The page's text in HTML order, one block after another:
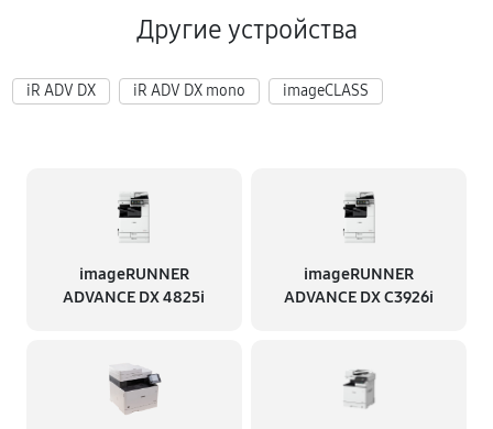
Другие устройства
iR ADV DX iR ADV DX mono imageCLASS
imageRUNNER
ADVANCE DX 4825i
imageRUNNER
ADVANCE DX C3926i